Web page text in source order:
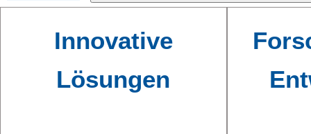
Innovative
Lösungen